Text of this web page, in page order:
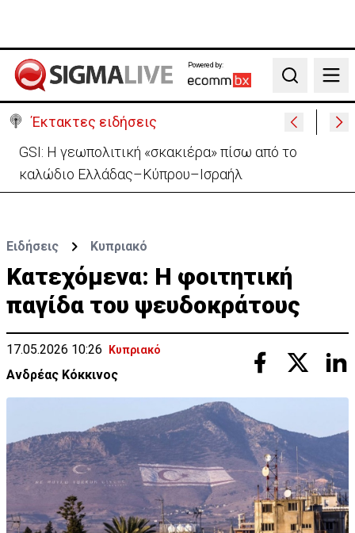
Powered by:
Search
Έκτακτες ειδήσεις
Μελέτησε το πόρισμα της φωτιάς στο Καλό Χωριό
ο Πάλμας- «Ουδέν σχόλιο»
Ειδήσεις Κυπριακό
Kατεχόμενα: Η φοιτητική
παγίδα του ψευδοκράτους
17.05.2026 10:26 Κυπριακό
Ανδρέας Κόκκινος